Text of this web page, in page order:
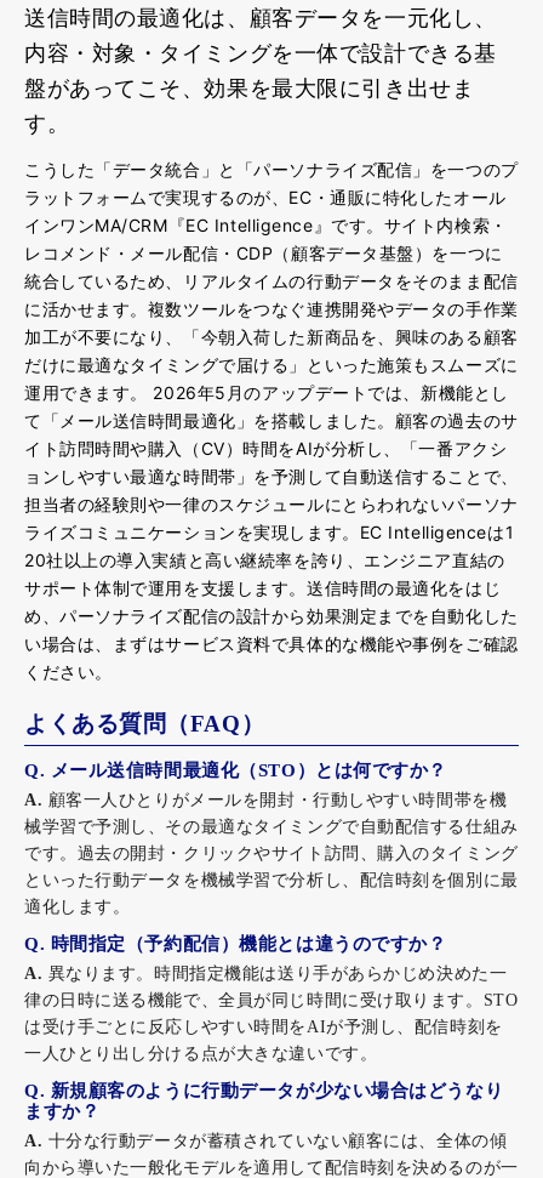
送信時間の最適化は、顧客データを一元化し、
内容・対象・タイミングを一体で設計できる基
盤があってこそ、効果を最大限に引き出せま
す。
こうした「データ統合」と「パーソナライズ配信」を一つのプ
ラットフォームで実現するのが、EC・通販に特化したオール
インワンMA/CRM『EC Intelligence』です。サイト内検索・
レコメンド・メール配信・CDP（顧客データ基盤）を一つに
統合しているため、リアルタイムの行動データをそのまま配信
に活かせます。複数ツールをつなぐ連携開発やデータの手作業
加工が不要になり、「今朝入荷した新商品を、興味のある顧客
だけに最適なタイミングで届ける」といった施策もスムーズに
運用できます。 2026年5月のアップデートでは、新機能とし
て「メール送信時間最適化」を搭載しました。顧客の過去のサ
イト訪問時間や購入（CV）時間をAIが分析し、「一番アクシ
ョンしやすい最適な時間帯」を予測して自動送信することで、
担当者の経験則や一律のスケジュールにとらわれないパーソナ
ライズコミュニケーションを実現します。EC Intelligenceは1
20社以上の導入実績と高い継続率を誇り、エンジニア直結の
サポート体制で運用を支援します。送信時間の最適化をはじ
め、パーソナライズ配信の設計から効果測定までを自動化した
い場合は、まずはサービス資料で具体的な機能や事例をご確認
ください。
よくある質問（FAQ）
Q. メール送信時間最適化（STO）とは何ですか？
A. 顧客一人ひとりがメールを開封・行動しやすい時間帯を機
械学習で予測し、その最適なタイミングで自動配信する仕組み
です。過去の開封・クリックやサイト訪問、購入のタイミング
といった行動データを機械学習で分析し、配信時刻を個別に最
適化します。
Q. 時間指定（予約配信）機能とは違うのですか？
A. 異なります。時間指定機能は送り手があらかじめ決めた一
律の日時に送る機能で、全員が同じ時間に受け取ります。STO
は受け手ごとに反応しやすい時間をAIが予測し、配信時刻を
一人ひとり出し分ける点が大きな違いです。
Q. 新規顧客のように行動データが少ない場合はどうなり
ますか？
A. 十分な行動データが蓄積されていない顧客には、全体の傾
向から導いた一般化モデルを適用して配信時刻を決めるのが一